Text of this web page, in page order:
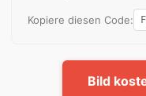
Kopiere diesen Code:
Bild